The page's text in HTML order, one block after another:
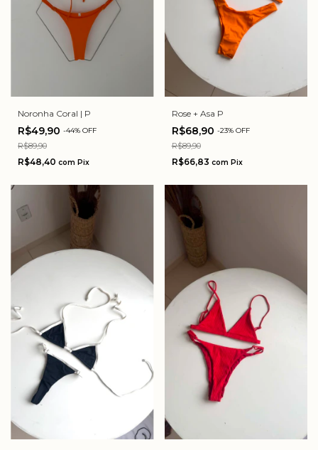
Noronha Coral | P
R$49,90 -44% OFF
R$89,90
R$48,40 com Pix
Rose + Asa P
R$68,90 -23% OFF
R$89,90
R$66,83 com Pix